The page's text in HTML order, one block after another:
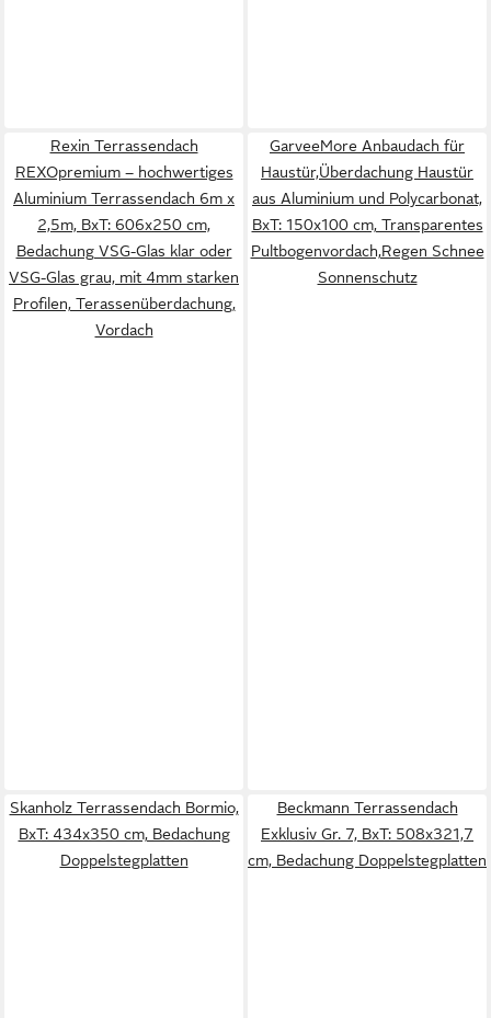
Rexin Terrassendach
REXOpremium – hochwertiges
Aluminium Terrassendach 6m x
2,5m, BxT: 606x250 cm,
Bedachung VSG-Glas klar oder
VSG-Glas grau, mit 4mm starken
Profilen, Terassenüberdachung,
Vordach
GarveeMore Anbaudach für
Haustür,Überdachung Haustür
aus Aluminium und Polycarbonat,
BxT: 150x100 cm, Transparentes
Pultbogenvordach,Regen Schnee
Sonnenschutz
Skanholz Terrassendach Bormio,
BxT: 434x350 cm, Bedachung
Doppelstegplatten
Beckmann Terrassendach
Exklusiv Gr. 7, BxT: 508x321,7
cm, Bedachung Doppelstegplatten